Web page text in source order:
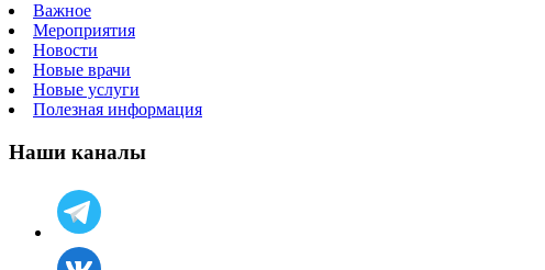
Важное
Мероприятия
Новости
Новые врачи
Новые услуги
Полезная информация
Наши каналы